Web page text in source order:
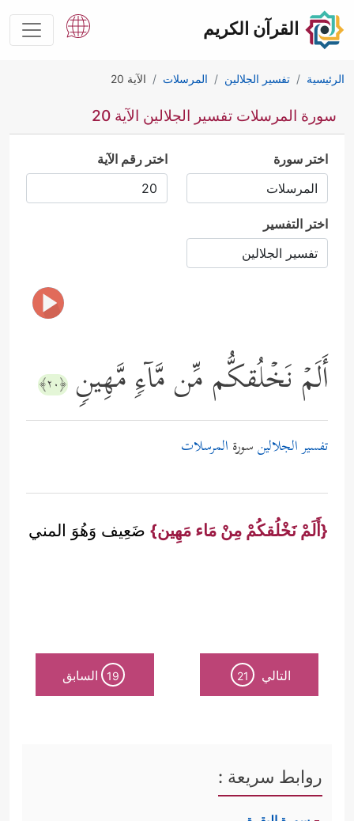
القرآن الكريم
الرئيسية تفسير الجلالين المرسلات الآية 20
سورة المرسلات تفسير الجلالين الآية 20
اختر سورة اختر رقم الآية
اختر التفسير
أَلَمۡ نَخۡلُقكُّم مِّن مَّاۤءࣲ مَّهِینࣲ ﴿٢٠﴾
تفسير الجلالينسورة المرسلات
{أَلَمْ نَخْلُقكُمْ مِنْ مَاء مَهِين} ضَعِيف وَهُوَ المني
التالي 21
19 السابق
روابط سريعة :